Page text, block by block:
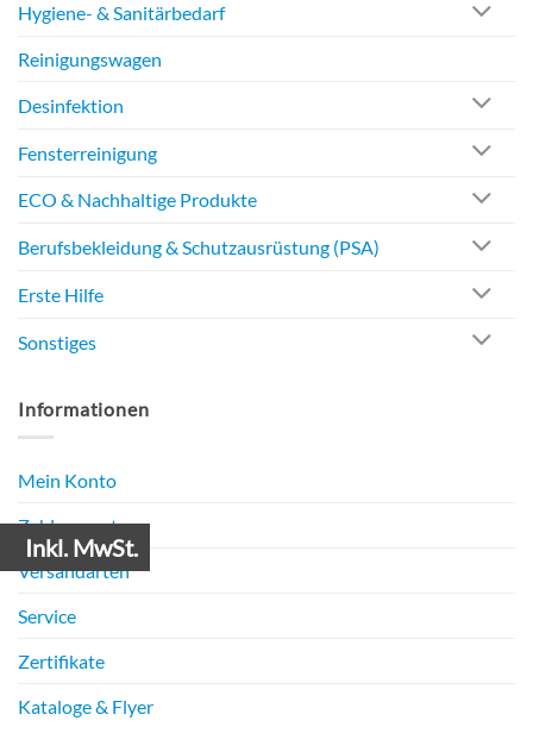
Inkl. MwSt.
Hygiene- & Sanitärbedarf
Reinigungswagen
Desinfektion
Fensterreinigung
ECO & Nachhaltige Produkte
Berufsbekleidung & Schutzausrüstung (PSA)
Erste Hilfe
Sonstiges
Informationen
Mein Konto
Zahlungsarten
Versandarten
Service
Zertifikate
Kataloge & Flyer